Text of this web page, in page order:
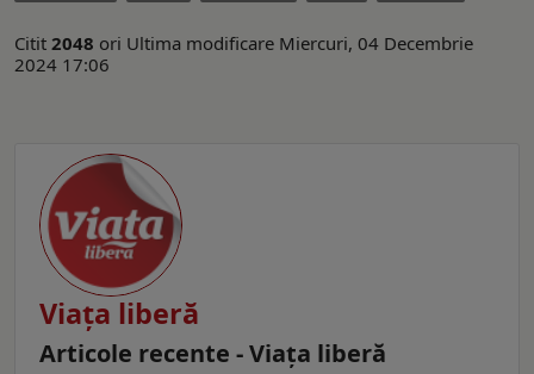
Citit 2048 ori Ultima modificare Miercuri, 04 Decembrie
2024 17:06
Viaţa liberă
Articole recente - Viaţa liberă